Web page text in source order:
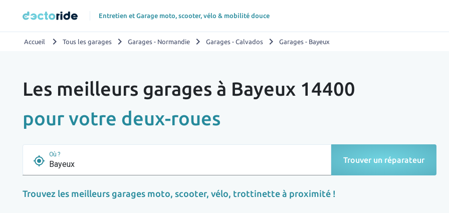
Entretien et Garage moto, scooter, vélo & mobilité douce
Accueil chevron_right Tous les garages chevron_right Garages - Normandie chevron_right Garages - Calvados chevron_right Garages - Bayeux
Les meilleurs garages à Bayeux 14400
pour votre deux-roues
my_location
Où ?
Trouver un réparateur
Trouvez les meilleurs garages moto, scooter, vélo, trottinette à proximité !